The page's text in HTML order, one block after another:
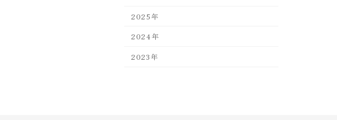
2025年
2024年
2023年